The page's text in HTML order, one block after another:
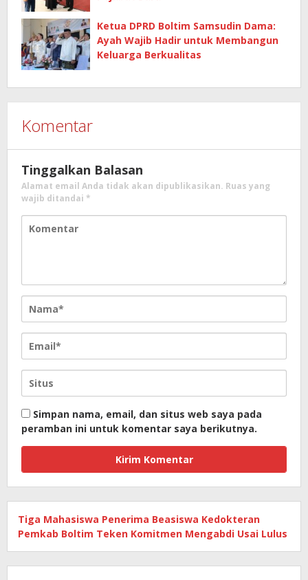
Ketua DPRD Boltim Samsudin Dama:
Ayah Wajib Hadir untuk Membangun
Keluarga Berkualitas
Komentar
Tinggalkan Balasan
Alamat email Anda tidak akan dipublikasikan. Ruas yang
wajib ditandai *
Simpan nama, email, dan situs web saya pada
peramban ini untuk komentar saya berikutnya.
Tiga Mahasiswa Penerima Beasiswa Kedokteran
Pemkab Boltim Teken Komitmen Mengabdi Usai Lulus